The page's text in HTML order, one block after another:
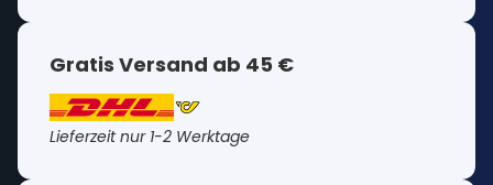
Gratis Versand ab 45 €
Lieferzeit nur 1-2 Werktage